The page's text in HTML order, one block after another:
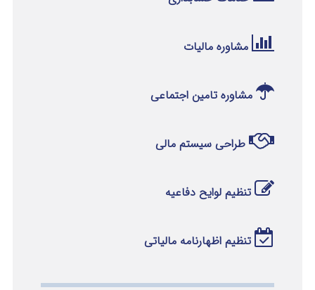
مشاوره مالیات
مشاوره تامین اجتماعی
طراحی سیستم مالی
تنظیم لوایح دفاعیه
تنظیم اظهارنامه مالیاتی